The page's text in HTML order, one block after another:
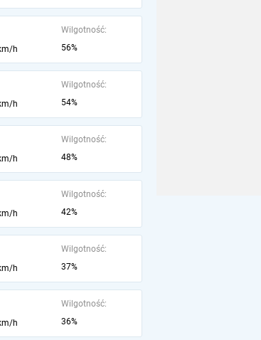
h
Wilgotność:
56%
h
Wilgotność:
54%
h
Wilgotność:
48%
h
Wilgotność:
42%
h
Wilgotność:
37%
h
Wilgotność:
36%